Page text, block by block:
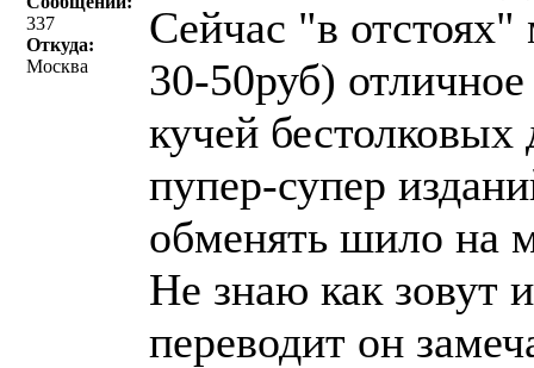
337
Откуда:
Москва
Сейчас "в
30-50руб)
кучей
пупер-супер
обменять шило на
Не знаю как зовут
переводит он